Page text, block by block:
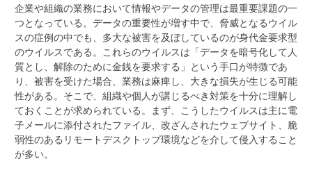
企業や組織の業務において情報やデータの管理は最重要課題の一
つとなっている。 データの重要性が増す中で、脅威となるウイル
スの症例の中でも、多大な被害を及ぼしているのが身代金要求型
のウイルスである。これらのウイルスは「データを暗号化して人
質とし、解除のために金銭を要求する」という手口が特徴であ
り、被害を受けた場合、業務は麻痺し、大きな損失が生じる可能
性がある。そこで、組織や個人が講じるべき対策を十分に理解し
ておくことが求められている。まず、こうしたウイルスは主に電
子メールに添付されたファイル、改ざんされたウェブサイト、脆
弱性のあるリモートデスクトップ環境などを介して侵入すること
が多い。